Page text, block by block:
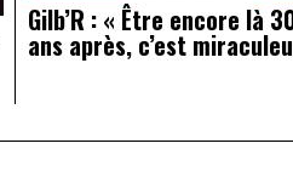
Gilb’R : « Être encore là
ans après, c’est